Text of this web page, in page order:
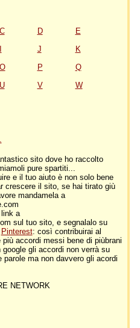
C D
E
J
K
O P
Q
U V
W
sito dove ho raccolto
pure spartiti...
e il tuo aiuto è non solo bene
crescere il sito, se hai tirato giù
mandamela a
a
sul tuo sito, e segnalalo su
Pinterest: così contribuirai al
accordi messi bene di piùbrani
gli accordi non verrà su
ma non davvero gli acordi
NETWORK